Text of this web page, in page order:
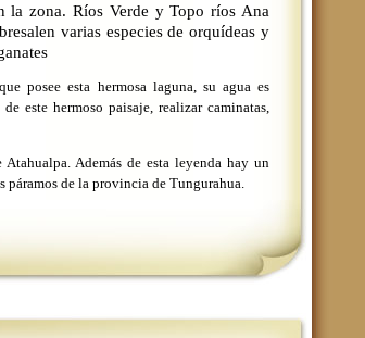
la zona. Ríos Verde y Topo ríos Ana
varias especies de orquídeas y
posee esta hermosa laguna, su agua es
este hermoso paisaje, realizar caminatas,
Además de esta leyenda hay un
páramos de la provincia de Tungurahua.